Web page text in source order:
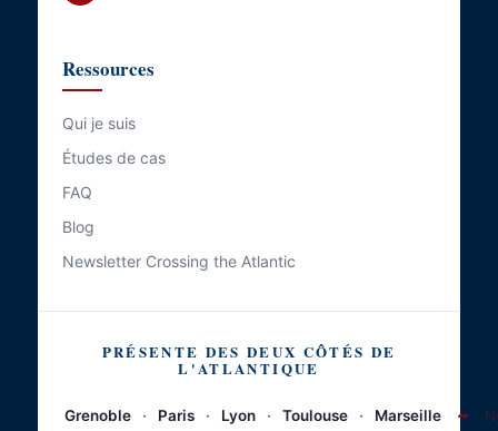
Ressources
Qui je suis
Études de cas
FAQ
Blog
Newsletter Crossing the Atlantic
PRÉSENTE DES DEUX CÔTÉS DE
L'ATLANTIQUE
Grenoble · Paris · Lyon · Toulouse · Marseille ~